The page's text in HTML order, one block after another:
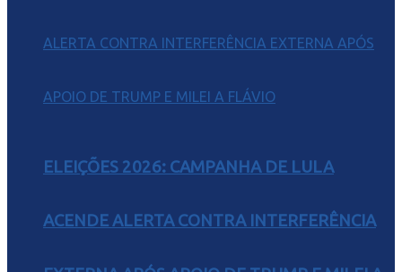
ELEIÇÕES 2026: CAMPANHA DE LULA
ACENDE ALERTA CONTRA INTERFERÊNCIA